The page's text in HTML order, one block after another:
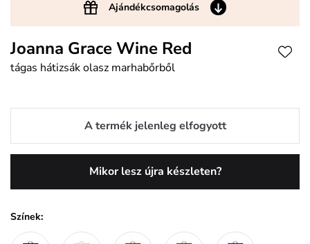
Ajándékcsomagolás
Joanna Grace Wine Red
tágas hátizsák olasz marhabőrből
A termék jelenleg elfogyott
Mikor lesz újra készleten?
Színek: